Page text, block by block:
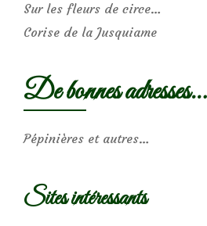
Sur les fleurs de circe…
Corise de la Jusquiame
De bonnes adresses…
Pépinières et autres…
Sites intéressants